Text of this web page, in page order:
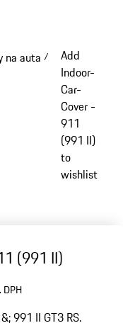
na auta /
Add
Indoor-
Car-
Cover -
911
(991 II)
to
wishlist
(991 II)
DPH
991 II GT3 RS.